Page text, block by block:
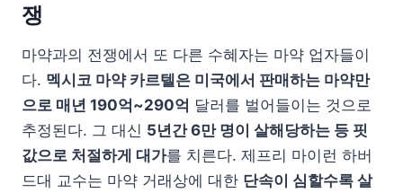
쟁
마약과의 전쟁에서 또 다른 수혜자는 마약 업자들이
다. 멕시코 마약 카르텔은 미국에서 판매하는 마약만
으로 매년 190억~290억 달러를 벌어들이는 것으로
추정된다. 그 대신 5년간 6만 명이 살해당하는 등 핏
값으로 처절하게 대가를 치른다. 제프리 마이런 하버
드대 교수는 마약 거래상에 대한 단속이 심할수록 살